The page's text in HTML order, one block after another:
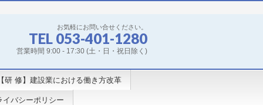
お気軽にお問い合せください。
TEL 053-401-1280
営業時間 9:00 - 17:30 (土・日・祝日除く)
研 修】建設業における働き方改革
イバシーポリシー